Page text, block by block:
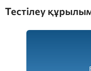
Тестілеу